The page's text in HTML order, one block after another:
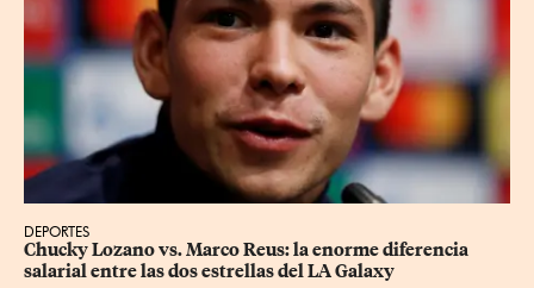
DEPORTES
Chucky Lozano vs. Marco Reus: la enorme diferencia
salarial entre las dos estrellas del LA Galaxy